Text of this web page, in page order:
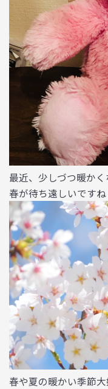
最近、少しづつ暖か
春が待ち遠しいです
春や夏の暖かい季節